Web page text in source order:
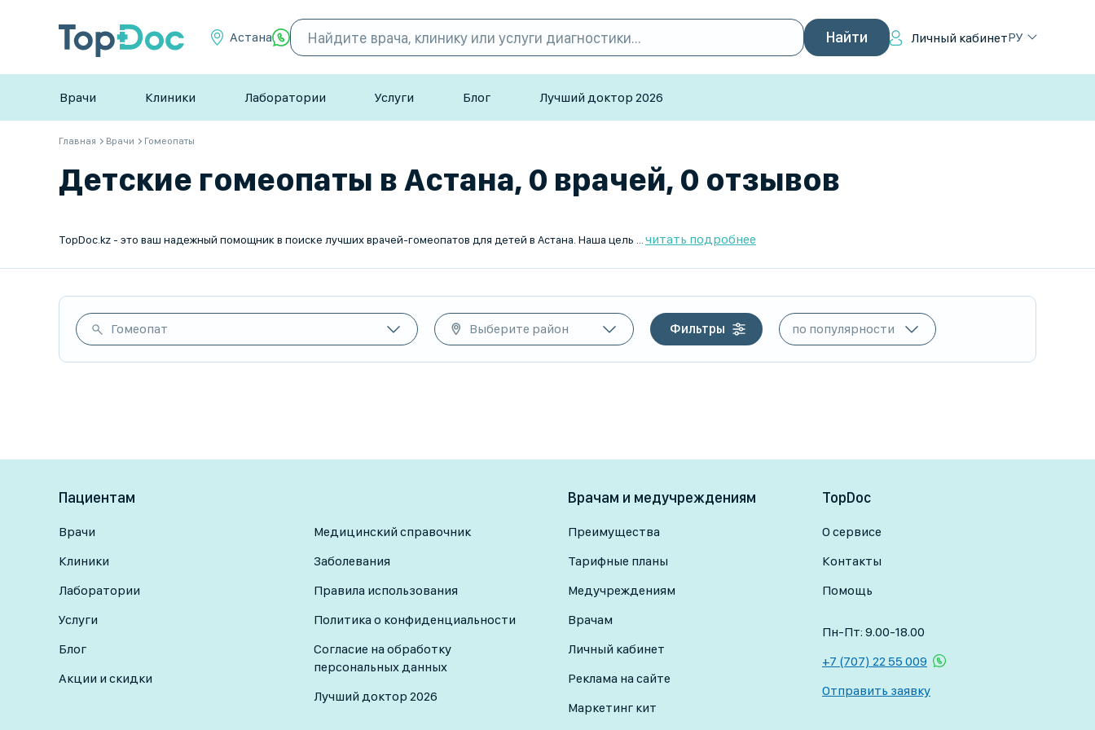
Астана Личный кабинетРУ
Врачи Клиники Лаборатории Услуги Блог Лучший доктор 2026
Главная Врачи Гомеопаты
Детские гомеопаты в Астана, 0 врачей, 0 отзывов
читать подробнее
Гомеопат Выберите район Фильтры
Пациентам
Врачи
Клиники
Лаборатории
Услуги
Блог
Акции и скидки
Медицинский справочник
Заболевания
Правила использования
Политика о конфиденциальности
Согласие на обработку
персональных данных
Лучший доктор 2026
Врачам и медучреждениям
Преимущества
Тарифные планы
Медучреждениям
Врачам
Личный кабинет
Реклама на сайте
Маркетинг кит
TopDoc
О сервисе
Контакты
Помощь
Пн-Пт: 9.00-18.00
+7 (707) 22 55 009
Отправить заявку